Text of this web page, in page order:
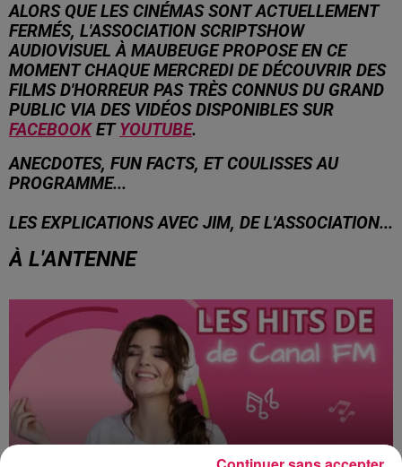
ALORS QUE LES CINÉMAS SONT ACTUELLEMENT
FERMÉS, L'ASSOCIATION SCRIPTSHOW
AUDIOVISUEL À MAUBEUGE PROPOSE EN CE
MOMENT CHAQUE MERCREDI DE DÉCOUVRIR DES
FILMS D'HORREUR PAS TRÈS CONNUS DU GRAND
PUBLIC VIA DES VIDÉOS DISPONIBLES SUR
FACEBOOKETYOUTUBE.
ANECDOTES, FUN FACTS, ET COULISSES AU
PROGRAMME...
LES EXPLICATIONS AVEC JIM, DE L'ASSOCIATION...
À L'ANTENNE